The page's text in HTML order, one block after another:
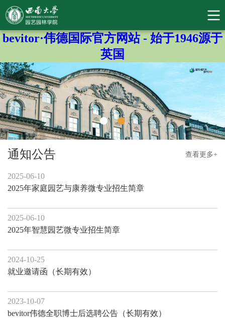
bevitor·伟德国际官方网站 - 始于1946源于
英国
通知公告 查看更多+
2025-06-10
2025年家庭园艺与康养微专业招生简章
2025-06-10
2025年智慧园艺微专业招生简章
2024-10-25
就业邀请函（长期有效）
2023-10-07
bevitor伟德全职博士后选聘公告（长期有效）